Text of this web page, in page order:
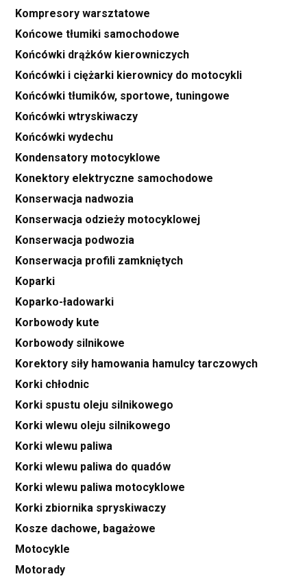
Kompresory warsztatowe
Końcowe tłumiki samochodowe
Końcówki drążków kierowniczych
Końcówki i ciężarki kierownicy do motocykli
Końcówki tłumików, sportowe, tuningowe
Końcówki wtryskiwaczy
Końcówki wydechu
Kondensatory motocyklowe
Konektory elektryczne samochodowe
Konserwacja nadwozia
Konserwacja odzieży motocyklowej
Konserwacja podwozia
Konserwacja profili zamkniętych
Koparki
Koparko-ładowarki
Korbowody kute
Korbowody silnikowe
Korektory siły hamowania hamulcy tarczowych
Korki chłodnic
Korki spustu oleju silnikowego
Korki wlewu oleju silnikowego
Korki wlewu paliwa
Korki wlewu paliwa do quadów
Korki wlewu paliwa motocyklowe
Korki zbiornika spryskiwaczy
Kosze dachowe, bagażowe
Motocykle
Motorady